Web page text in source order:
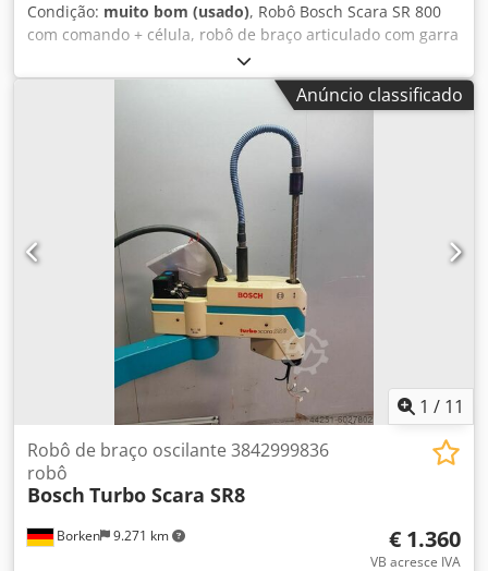
Condição: muito bom (usado), Robô Bosch Scara SR 800
com comando + célula, robô de braço articulado com garra
Cedpfoyfhn Sox Aiyorf Aqui você está adquirindo um robô
Bosch Scara SR 800 funcional com comando e célula
completa. Sob consulta, também podemos enviar apenas o
robô sem a célula. Tudo funciona e foi regularmente
mantido. Financiamento através do nosso banco também é
possível. komplett-konzept.leasingo.de Mais artigos –
novos e usados – você encontra em nossa loja! Custos de
envio internacional sob consulta!
Anúncio classificado
1 / 11
Borken 9.271 km
Robô de braço oscilante 3842999836
robô
Bosch Turbo Scara SR8
€ 1.360
VB acresce IVA